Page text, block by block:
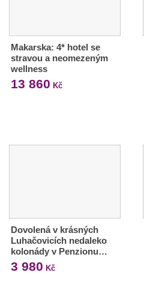
Makarska: 4* hotel se
stravou a neomezeným
wellness
13 860 Kč
Dovolená v krásných
Luhačovicích nedaleko
kolonády v Penzionu…
3 980 Kč